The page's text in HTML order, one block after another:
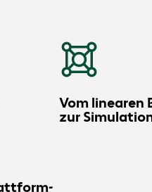
Vom linearen
zur